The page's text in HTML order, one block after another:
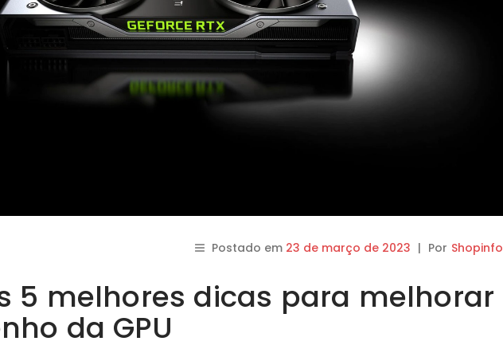
Postado em 23 de março de 2023 | Por Shopinfo
5 melhores dicas para melhorar
da GPU